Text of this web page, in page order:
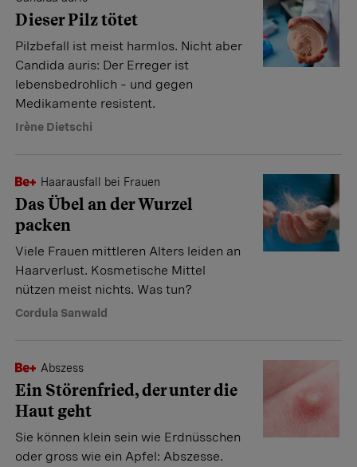
Dieser Pilz tötet
Pilzbefall ist meist harmlos. Nicht aber
Candida auris: Der Erreger ist
lebensbedrohlich – und gegen
Medikamente resistent.
Irène Dietschi
Haarausfall bei Frauen
Das Übel an der Wurzel
packen
Viele Frauen mittleren Alters leiden an
Haarverlust. Kosmetische Mittel
nützen meist nichts. Was tun?
Cordula Sanwald
Abszess
Ein Störenfried, der unter die
Haut geht
Sie können klein sein wie Erdnüsschen
oder gross wie ein Apfel: Abszesse.